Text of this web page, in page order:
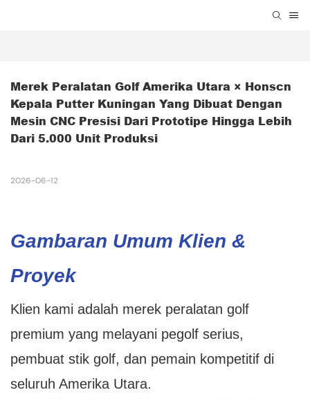
Merek Peralatan Golf Amerika Utara × Honscn
Kepala Putter Kuningan Yang Dibuat Dengan
Mesin CNC Presisi Dari Prototipe Hingga Lebih
Dari 5.000 Unit Produksi
2026-06-12
Gambaran Umum Klien &
Proyek
Klien kami adalah merek peralatan golf
premium yang melayani pegolf serius,
pembuat stik golf, dan pemain kompetitif di
seluruh Amerika Utara.